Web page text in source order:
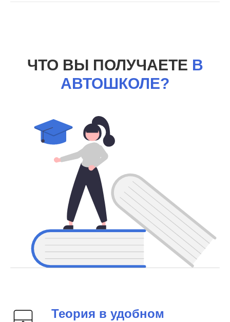
ЧТО ВЫ ПОЛУЧАЕТЕ В
АВТОШКОЛЕ?
Теория в удобном